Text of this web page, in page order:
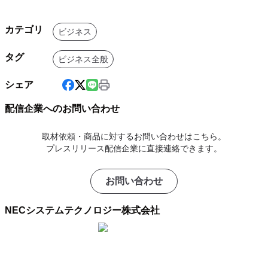
カテゴリ ビジネス
タグ ビジネス全般
シェア
配信企業へのお問い合わせ
取材依頼・商品に対するお問い合わせはこちら。
プレスリリース配信企業に直接連絡できます。
お問い合わせ
NECシステムテクノロジー株式会社